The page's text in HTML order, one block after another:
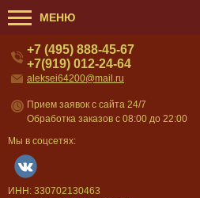
МЕНЮ
+7 (495) 888-45-67
+7(919) 012-24-64
aleksei64200@mail.ru
Прием заявок с сайта 24/7
Обработка заказов с 08:00 до 22:00
Мы в соцсетях:
ИНН: 330702130463